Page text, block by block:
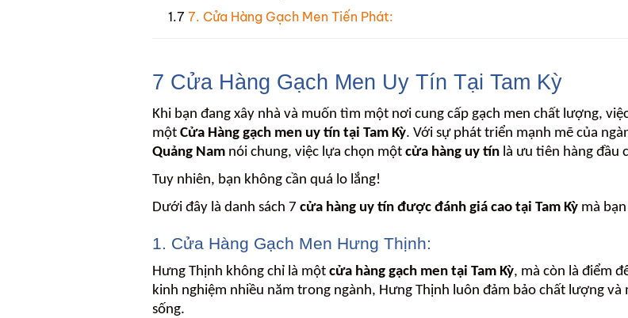
7. Cửa Hàng Gạch Men Tiến Phát:
7 Cửa Hàng Gạch Men Uy Tín Tại Tam Kỳ
Khi bạn đang xây nhà và muốn tìm một nơi cung cấp gạch men chất lượng,
một Cửa Hàng gạch men uy tín tại Tam Kỳ. Với sự phát triển mạnh mẽ của
Quảng Nam nói chung, việc lựa chọn một cửa hàng uy tín là ưu tiên hàng đầu
Tuy nhiên, bạn không cần quá lo lắng!
Dưới đây là danh sách 7 cửa hàng uy tín được đánh giá cao tại Tam Kỳ mà
1. Cửa Hàng Gạch Men Hưng Thịnh:
Hưng Thịnh không chỉ là một cửa hàng gạch men tại Tam Kỳ, mà còn là điểm
kinh nghiệm nhiều năm trong ngành, Hưng Thịnh luôn đảm bảo chất lượng
sống.